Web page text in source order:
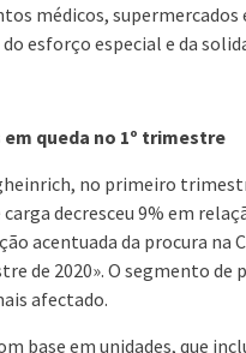
médicos,
esforço especial e da
queda no 1º trimestre
no primeiro
decresceu 9% em
acentuada da procura na
de 2020». O segmento de
afectado.
base em unidades, que